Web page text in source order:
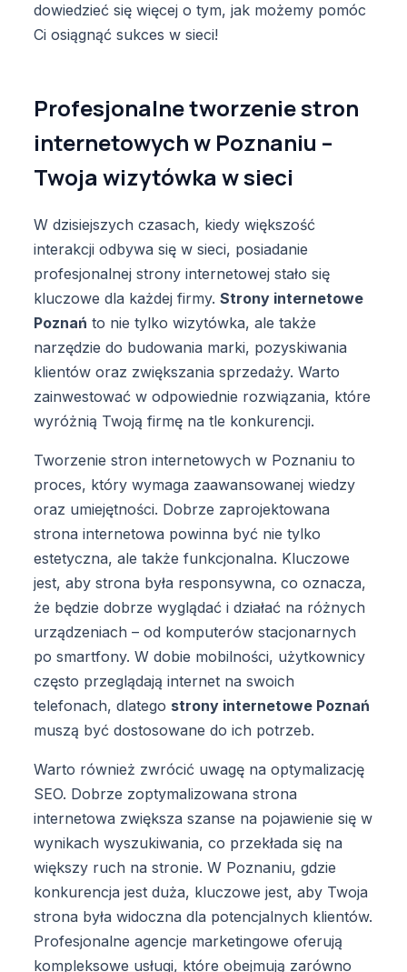
dowiedzieć się więcej o tym, jak możemy pomóc
Ci osiągnąć sukces w sieci!
Profesjonalne tworzenie stron
internetowych w Poznaniu –
Twoja wizytówka w sieci
W dzisiejszych czasach, kiedy większość
interakcji odbywa się w sieci, posiadanie
profesjonalnej strony internetowej stało się
kluczowe dla każdej firmy.Strony internetowe
Poznań to nie tylko wizytówka, ale także
narzędzie do budowania marki, pozyskiwania
klientów oraz zwiększania sprzedaży. Warto
zainwestować w odpowiednie rozwiązania, które
wyróżnią Twoją firmę na tle konkurencji.
Tworzenie stron internetowych w Poznaniu to
proces, który wymaga zaawansowanej wiedzy
oraz umiejętności. Dobrze zaprojektowana
strona internetowa powinna być nie tylko
estetyczna, ale także funkcjonalna. Kluczowe
jest, aby strona była responsywna, co oznacza,
że będzie dobrze wyglądać i działać na różnych
urządzeniach – od komputerów stacjonarnych
po smartfony. W dobie mobilności, użytkownicy
często przeglądają internet na swoich
telefonach, dlatego strony internetowe Poznań
muszą być dostosowane do ich potrzeb.
Warto również zwrócić uwagę na optymalizację
SEO. Dobrze zoptymalizowana strona
internetowa zwiększa szanse na pojawienie się w
wynikach wyszukiwania, co przekłada się na
większy ruch na stronie. W Poznaniu, gdzie
konkurencja jest duża, kluczowe jest, aby Twoja
strona była widoczna dla potencjalnych klientów.
Profesjonalne agencje marketingowe oferują
kompleksowe usługi, które obejmują zarówno